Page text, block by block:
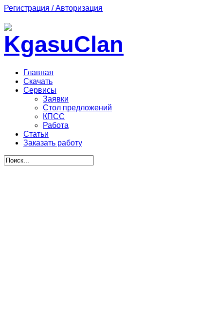
Регистрация / Авторизация
Главная
Скачать
Сервисы
Заявки
Стол предложений
КПСС
Работа
Статьи
Заказать работу